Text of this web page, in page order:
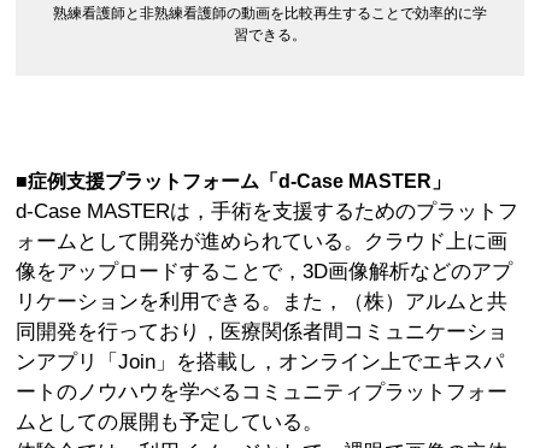
熟練看護師と非熟練看護師の動画を比較再生することで効率的に学
習できる。
■症例支援プラットフォーム「d-Case MASTER」
d-Case MASTERは，手術を支援するためのプラットフ
ォームとして開発が進められている。クラウド上に画
像をアップロードすることで，3D画像解析などのアプ
リケーションを利用できる。また，（株）アルムと共
同開発を行っており，医療関係者間コミュニケーショ
ンアプリ「Join」を搭載し，オンライン上でエキスパ
ートのノウハウを学べるコミュニティプラットフォー
ムとしての展開も予定している。